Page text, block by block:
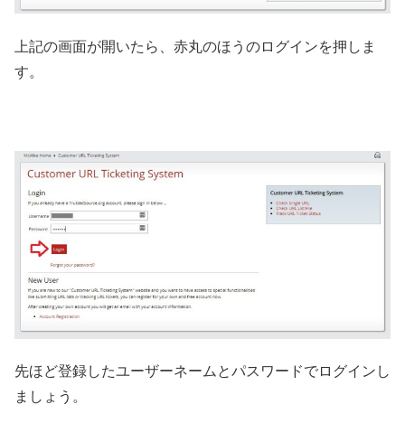
上記の画面が開いたら、赤丸のほうのログインを押しま
す。
先ほど登録したユーザーネームとパスワードでログインし
ましょう。